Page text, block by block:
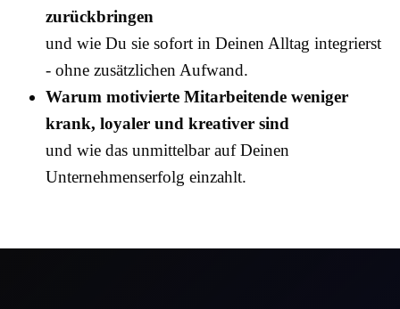
zurückbringen
und wie Du sie sofort in Deinen Alltag integrierst
- ohne zusätzlichen Aufwand.
Warum motivierte Mitarbeitende weniger
krank, loyaler und kreativer sind
und wie das unmittelbar auf Deinen
Unternehmenserfolg einzahlt.